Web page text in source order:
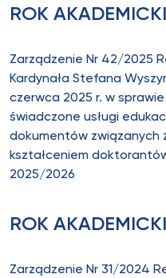
ROK
Zarządzenie Nr 42/2025
Kardynała Stefana
czerwca 2025 r. w
świadczone usługi
dokumentów związanych
kształceniem
2025/2026
ROK
Zarządzenie Nr 31/2024